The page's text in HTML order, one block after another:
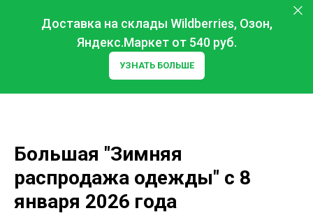
Доставка на склады Wildberries, Озон,
Яндекс.Маркет от 540 руб.
УЗНАТЬ БОЛЬШЕ
Большая "Зимняя
распродажа одежды" с 8
января 2026 года